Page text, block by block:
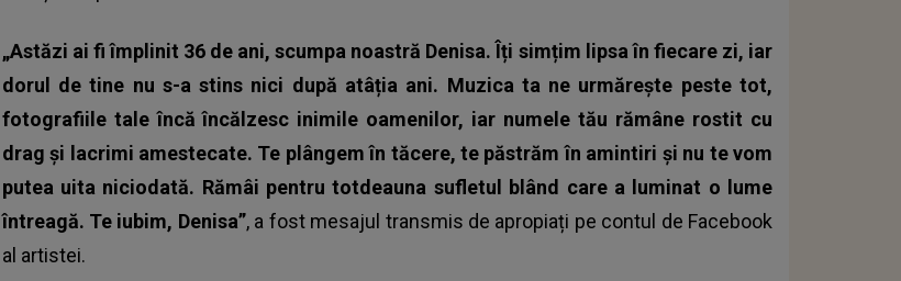
„Astăzi ai fi împlinit 36 de ani, scumpa noastră Denisa. Îți simțim lipsa în fiecare zi, iar
dorul de tine nu s-a stins nici după atâția ani. Muzica ta ne urmărește peste tot,
fotografiile tale încă încălzesc inimile oamenilor, iar numele tău rămâne rostit cu
drag și lacrimi amestecate. Te plângem în tăcere, te păstrăm în amintiri și nu te vom
putea uita niciodată. Rămâi pentru totdeauna sufletul blând care a luminat o lume
întreagă. Te iubim, Denisa”, a fost mesajul transmis de apropiați pe contul de Facebook
al artistei.